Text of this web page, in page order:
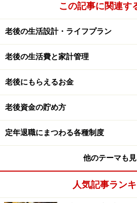
はいくらかを計算できる式です。
算します。
この記事に関連す
老後の生活設計・ライフプラン
老後の生活費と家計管理
老後にもらえるお金
老後資金の貯め方
定年退職にまつわる各種制度
他のテーマも
人気記事ラン